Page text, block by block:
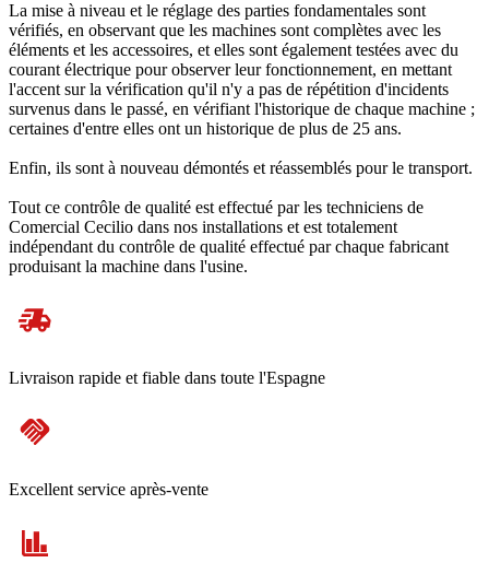
La mise à niveau et le réglage des parties fondamentales sont
vérifiés, en observant que les machines sont complètes avec les
éléments et les accessoires, et elles sont également testées avec du
courant électrique pour observer leur fonctionnement, en mettant
l'accent sur la vérification qu'il n'y a pas de répétition d'incidents
survenus dans le passé, en vérifiant l'historique de chaque machine ;
certaines d'entre elles ont un historique de plus de 25 ans.
Enfin, ils sont à nouveau démontés et réassemblés pour le transport.
Tout ce contrôle de qualité est effectué par les techniciens de
Comercial Cecilio dans nos installations et est totalement
indépendant du contrôle de qualité effectué par chaque fabricant
produisant la machine dans l'usine.
Livraison rapide et fiable dans toute l'Espagne
Excellent service après-vente